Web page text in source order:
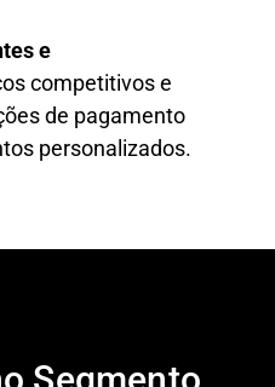
e
competitivos e
de pagamento
personalizados.